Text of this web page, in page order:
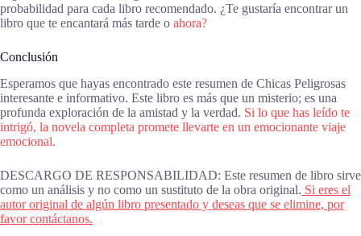
probabilidad para cada libro recomendado. ¿Te gustaría encontrar un
libro que te encantará más tarde o ahora?
Conclusión
Esperamos que hayas encontrado este resumen de Chicas Peligrosas
interesante e informativo. Este libro es más que un misterio; es una
profunda exploración de la amistad y la verdad. Si lo que has leído te
intrigó, la novela completa promete llevarte en un emocionante viaje
emocional.
DESCARGO DE RESPONSABILIDAD: Este resumen de libro sirve
como un análisis y no como un sustituto de la obra original. Si eres el
autor original de algún libro presentado y deseas que se elimine, por
favor contáctanos.